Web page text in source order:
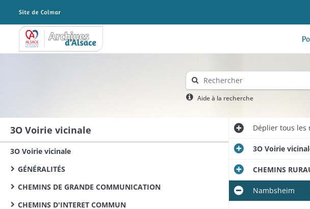
Archives Alsace - Colmar
Aide à la recherche
3O Voirie vicinale
3O Voirie vicinale
GÉNÉRALITÉS
CHEMINS DE GRANDE COMMUNICATION
CHEMINS D'INTERET COMMUN
Dépliertous les
3O Voirie
CHEMINS
Nambsheim